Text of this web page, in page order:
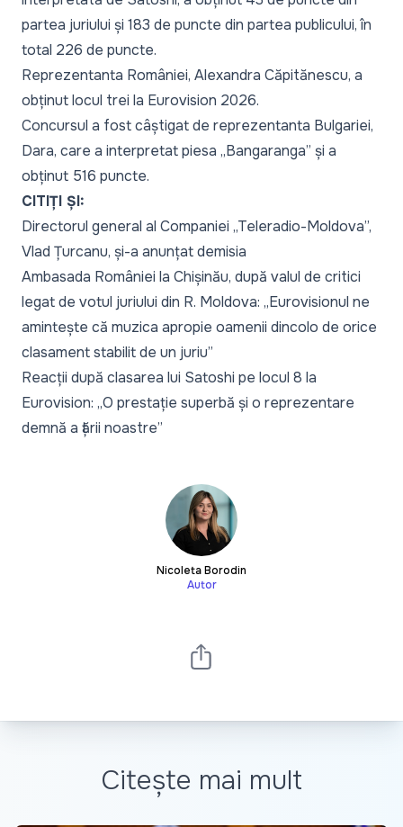
partea juriului și 183 de puncte din partea publicului, în
total 226 de puncte.
Reprezentanta României, Alexandra Căpitănescu, a
obținut locul trei la Eurovision 2026.
Concursul a fost câștigat de reprezentanta Bulgariei,
Dara, care a interpretat piesa „Bangaranga” și a
obținut 516 puncte.
CITIȚI ȘI:
Directorul general al Companiei „Teleradio-Moldova”,
Vlad Țurcanu, și-a anunțat demisia
Ambasada României la Chișinău, după valul de critici
legat de votul juriului din R. Moldova: „Eurovisionul ne
amintește că muzica apropie oamenii dincolo de orice
clasament stabilit de un juriu”
Reacții după clasarea lui Satoshi pe locul 8 la
Eurovision: „O prestație superbă și o reprezentare
demnă a țării noastre”
Nicoleta Borodin
Autor
Citește mai mult